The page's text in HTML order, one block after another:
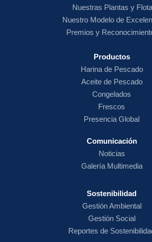
Nuestras Plantas y Flota
Nuestro Modelo de
Premios y
Productos
Harina de Pescado
Aceite de Pescado
Congelados
Frescos
Presencia Global
Comunicación
Noticias
Galería Multimedia
Sostenibilidad
Gestión Ambiental
Gestión Social
Reportes de